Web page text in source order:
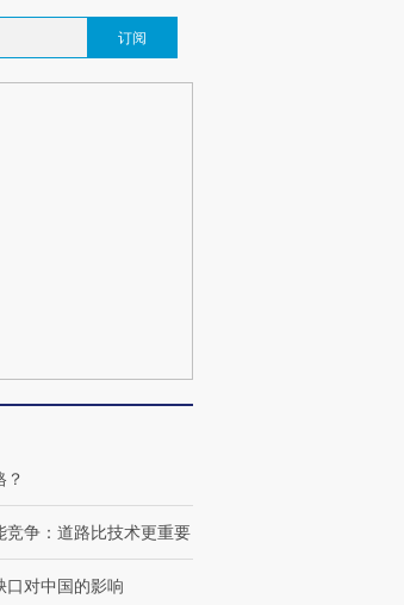
被称为“蟑螂”的印
订阅
？
竞争：道路比技术更重要
口对中国的影响